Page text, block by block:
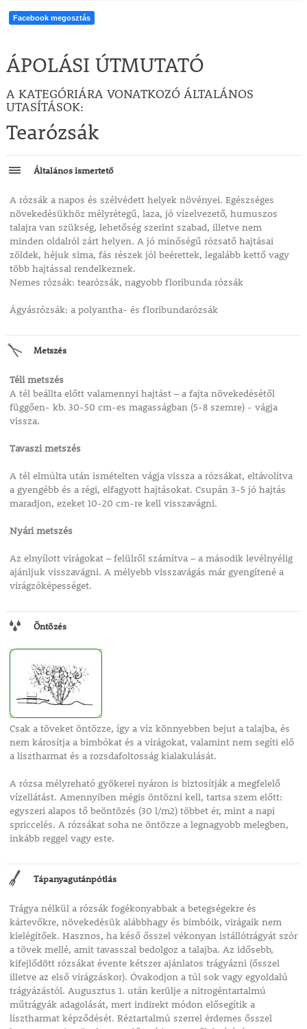
Facebook megosztás
ÁPOLÁSI ÚTMUTATÓ
A KATEGÓRIÁRA VONATKOZÓ ÁLTALÁNOS
UTASÍTÁSOK:
Tearózsák
Általános ismertető
A rózsák a napos és szélvédett helyek növényei. Egészséges
növekedésükhöz mélyrétegű, laza, jó vízelvezető, humuszos
talajra van szükség, lehetőség szerint szabad, illetve nem
minden oldalról zárt helyen. A jó minőségű rózsatő hajtásai
zöldek, héjuk sima, fás részek jól beérettek, legalább kettő vagy
több hajtással rendelkeznek.
Nemes rózsák: tearózsák, nagyobb floribunda rózsák
Ágyásrózsák: a polyantha- és floribundarózsák
Metszés
Téli metszés
A tél beállta előtt valamennyi hajtást – a fajta növekedésétől
függően- kb. 30-50 cm-es magasságban (5-8 szemre) - vágja
vissza.
Tavaszi metszés
A tél elmúlta után ismételten vágja vissza a rózsákat, eltávolítva
a gyengébb és a régi, elfagyott hajtásokat. Csupán 3-5 jó hajtás
maradjon, ezeket 10-20 cm-re kell visszavágni.
Nyári metszés
Az elnyílott virágokat – felülről számítva – a második levélnyélig
ajánljuk visszavágni. A mélyebb visszavágás már gyengítené a
virágzóképességet.
Öntözés
Csak a töveket öntözze, így a víz könnyebben bejut a talajba, és
nem károsítja a bimbókat és a virágokat, valamint nem segíti elő
a lisztharmat és a rozsdafoltosság kialakulását.
A rózsa mélyreható gyökerei nyáron is biztosítják a megfelelő
vízellátást. Amennyiben mégis öntözni kell, tartsa szem előtt:
egyszeri alapos tő beöntözés (30 l/m2) többet ér, mint a napi
spriccelés. A rózsákat soha ne öntözze a legnagyobb melegben,
inkább reggel vagy este.
Tápanyagutánpótlás
Trágya nélkül a rózsák fogékonyabbak a betegségekre és
kártevőkre, növekedésük alábbhagy és bimbóik, virágaik nem
kielégítőek. Hasznos, ha késő ősszel vékonyan istállótrágyát szór
a tövek mellé, amit tavasszal bedolgoz a talajba. Az idősebb,
kifejlődött rózsákat évente kétszer ajánlatos trágyázni (ősszel
illetve az első virágzáskor). Óvakodjon a túl sok vagy egyoldalú
trágyázástól. Augusztus 1. után kerülje a nitrogéntartalmú
műtrágyák adagolását, mert indirekt módon elősegítik a
lisztharmat képződését. Réztartalmú szerrel érdemes ősszel